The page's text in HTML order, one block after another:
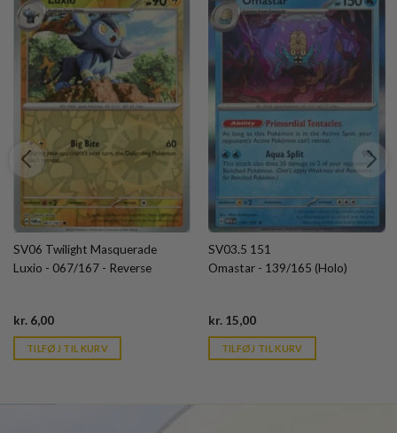
SV06 Twilight Masquerade
Luxio - 067/167 - Reverse
kr. 6,00Current
is:
kr. 39,95.
TILFØJ TIL KURV
SV03.5 151
Omastar - 139/165 (Holo)
kr.15,00Current
is:
kr. 39,95.
TILFØJ TIL KURV